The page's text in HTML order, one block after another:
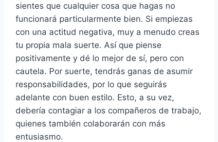
sientes que cualquier cosa que hagas no
funcionará particularmente bien. Si empiezas
con una actitud negativa, muy a menudo creas
tu propia mala suerte. Así que piense
positivamente y dé lo mejor de sí, pero con
cautela. Por suerte, tendrás ganas de asumir
responsabilidades, por lo que seguirás
adelante con buen estilo. Esto, a su vez,
debería contagiar a los compañeros de trabajo,
quienes también colaborarán con más
entusiasmo.